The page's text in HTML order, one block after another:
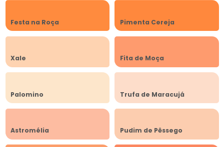
Festa na Roça Pimenta Cereja
Xale Fita de Moça
Palomino Trufa de Maracujá
Astromélia Pudim de Pêssego